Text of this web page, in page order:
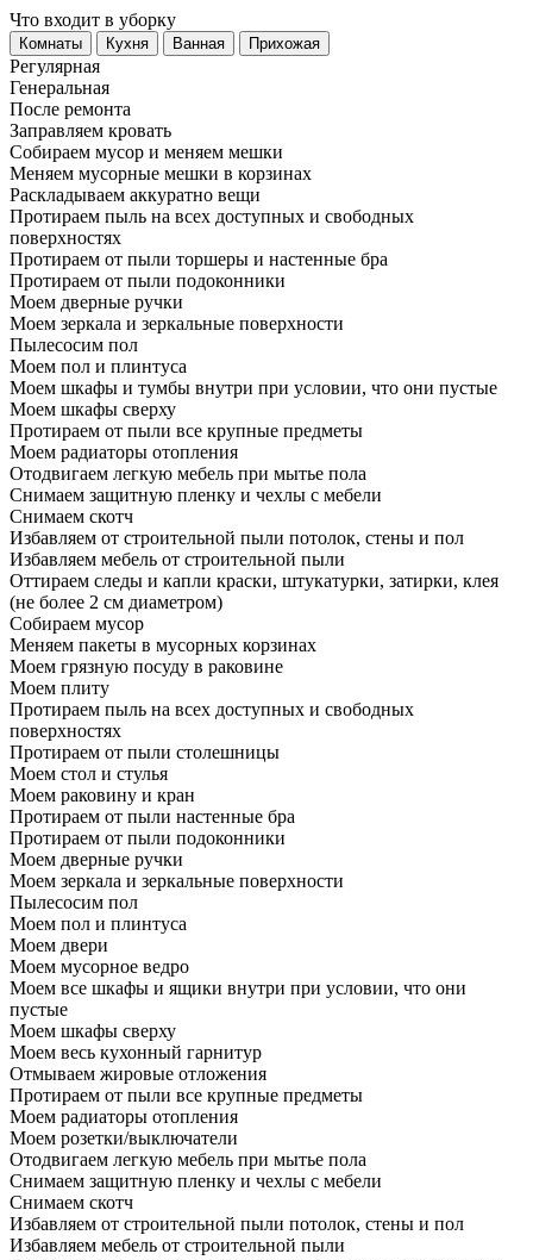
Что входит в уборку
Регу­лярная
Гене­ральная
После ремонта
Заправляем кровать
Собираем мусор и меняем мешки
Меняем мусорные мешки в корзинах
Раскладываем аккуратно вещи
Протираем пыль на всех доступных и свободных
поверхностях
Протираем от пыли торшеры и настенные бра
Протираем от пыли подоконники
Моем дверные ручки
Моем зеркала и зеркальные поверхности
Пылесосим пол
Моем пол и плинтуса
Моем шкафы и тумбы внутри при условии, что они пустые
Моем шкафы сверху
Протираем от пыли все крупные предметы
Моем радиаторы отопления
Отодвигаем легкую мебель при мытье пола
Снимаем защитную пленку и чехлы с мебели
Снимаем скотч
Избавляем от строительной пыли потолок, стены и пол
Избавляем мебель от строительной пыли
Оттираем следы и капли краски, штукатурки, затирки, клея
(не более 2 см диаметром)
Собираем мусор
Меняем пакеты в мусорных корзинах
Моем грязную посуду в раковине
Моем плиту
Протираем пыль на всех доступных и свободных
поверхностях
Протираем от пыли столешницы
Моем стол и стулья
Моем раковину и кран
Протираем от пыли настенные бра
Протираем от пыли подоконники
Моем дверные ручки
Моем зеркала и зеркальные поверхности
Пылесосим пол
Моем пол и плинтуса
Моем двери
Моем мусорное ведро
Моем все шкафы и ящики внутри при условии, что они
пустые
Моем шкафы сверху
Моем весь кухонный гарнитур
Отмываем жировые отложения
Протираем от пыли все крупные предметы
Моем радиаторы отопления
Моем розетки/выключатели
Отодвигаем легкую мебель при мытье пола
Снимаем защитную пленку и чехлы с мебели
Снимаем скотч
Избавляем от строительной пыли потолок, стены и пол
Избавляем мебель от строительной пыли